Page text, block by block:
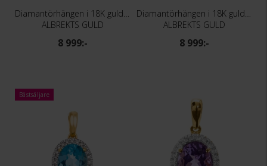
Diamantörhängen i 18K guld med smaragder
ALBREKTS GULD
8 999:-
Diamantörhängen i 18K guld med rubiner
ALBREKTS GULD
8 999:-
Bästsäljare